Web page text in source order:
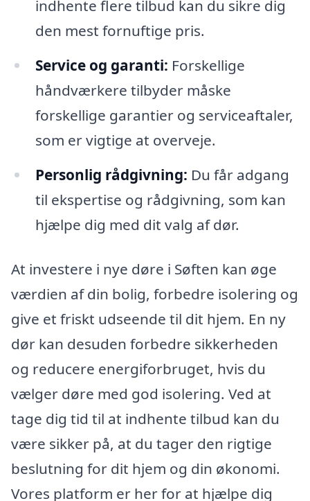
indhente flere tilbud kan du sikre dig
den mest fornuftige pris.
Service og garanti: Forskellige
håndværkere tilbyder måske
forskellige garantier og serviceaftaler,
som er vigtige at overveje.
Personlig rådgivning: Du får adgang
til ekspertise og rådgivning, som kan
hjælpe dig med dit valg af dør.
At investere i nye døre i Søften kan øge
værdien af din bolig, forbedre isolering og
give et friskt udseende til dit hjem. En ny
dør kan desuden forbedre sikkerheden
og reducere energiforbruget, hvis du
vælger døre med god isolering. Ved at
tage dig tid til at indhente tilbud kan du
være sikker på, at du tager den rigtige
beslutning for dit hjem og din økonomi.
Vores platform er her for at hjælpe dig